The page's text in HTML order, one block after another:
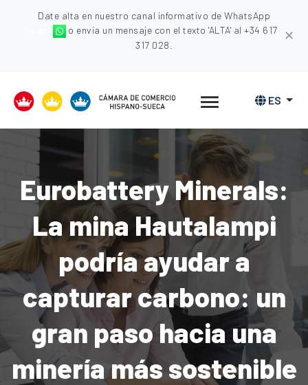
Date alta en nuestro canal informativo de WhatsApp
o envia un mensaje con el texto 'ALTA' al +34 617
317 028.
✕
ES
Eurobattery Minerals:
La mina Hautalampi
podría ayudar a
capturar carbono: un
gran paso hacia una
minería más sostenible